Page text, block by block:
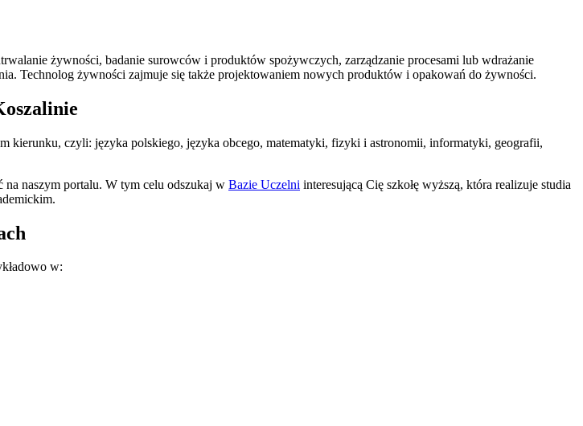
żywności, badanie surowców i produktów spożywczych, zarządzanie procesami lub wdrażanie
Technolog żywności zajmuje się także projektowaniem nowych produktów i opakowań do żywności.
kierunku, czyli: języka polskiego, języka obcego, matematyki, fizyki i astronomii, informatyki, geografii,
na naszym portalu. W tym celu odszukaj w Bazie Uczelni interesującą Cię szkołę wyższą, która realizuje studia
w: